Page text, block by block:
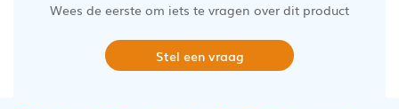
Wees de eerste om iets te vragen over dit product
Stel een vraag